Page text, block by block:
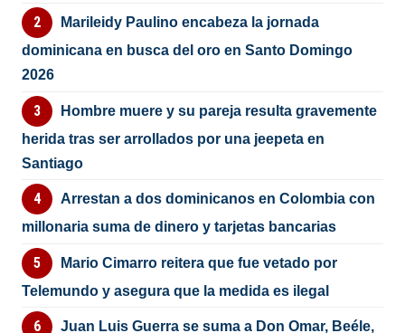
Marileidy Paulino encabeza la jornada
dominicana en busca del oro en Santo Domingo
2026
Hombre muere y su pareja resulta gravemente
herida tras ser arrollados por una jeepeta en
Santiago
Arrestan a dos dominicanos en Colombia con
millonaria suma de dinero y tarjetas bancarias
Mario Cimarro reitera que fue vetado por
Telemundo y asegura que la medida es ilegal
Juan Luis Guerra se suma a Don Omar, Beéle,